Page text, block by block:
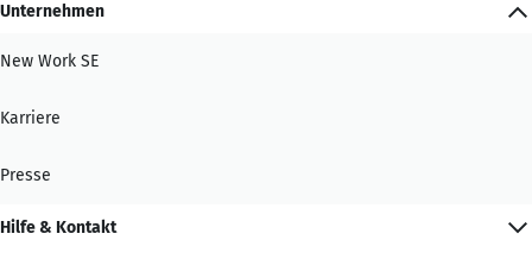
Unternehmen
New Work SE
Karriere
Presse
Hilfe & Kontakt